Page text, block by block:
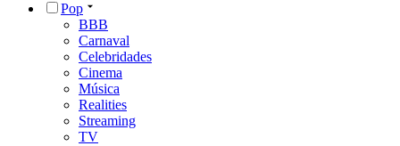
Pop
BBB
Carnaval
Celebridades
Cinema
Música
Realities
Streaming
TV